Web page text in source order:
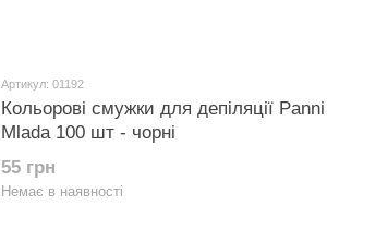
Артикул: 01192
Кольорові смужки для депіляції Panni
Mlada 100 шт - чорні
55 грн
Немає в наявності